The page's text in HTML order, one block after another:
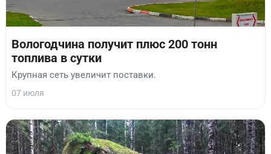
Вологодчина получит плюс 200 тонн
топлива в сутки
Крупная сеть увеличит поставки.
07 июля